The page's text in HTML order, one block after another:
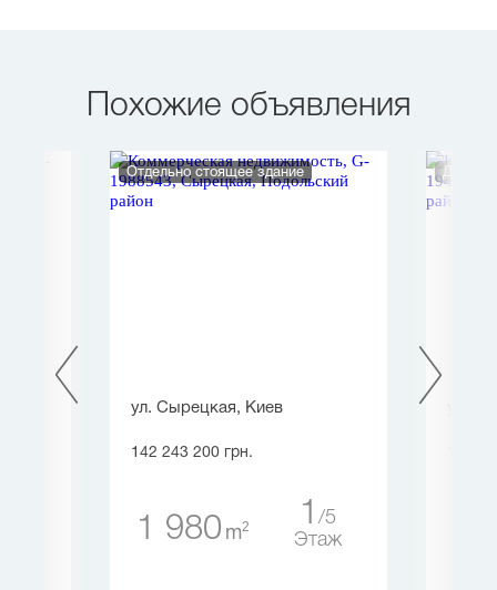
Похожие объявления
Отдельно стоящее здание
ул. Сырецкая, Киев
142 243 200 грн.
1 980 m2 1
5
Этаж
Дом